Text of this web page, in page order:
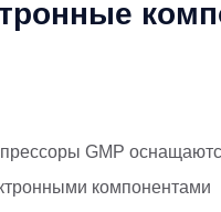
GMP
компонентами